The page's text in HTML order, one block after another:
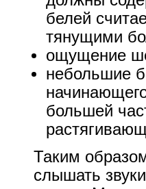
белей
тянущими
ощущение
небольшие
большей
Таким
слышать